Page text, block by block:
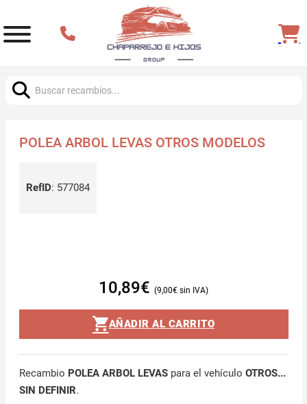
POLEA ARBOL LEVAS OTROS MODELOS
RefID: 577084
10,89€ 9,00€
AÑADIR AL CARRITO
Recambio POLEA ARBOL LEVASpara el vehículo OTROS...
SIN DEFINIR.